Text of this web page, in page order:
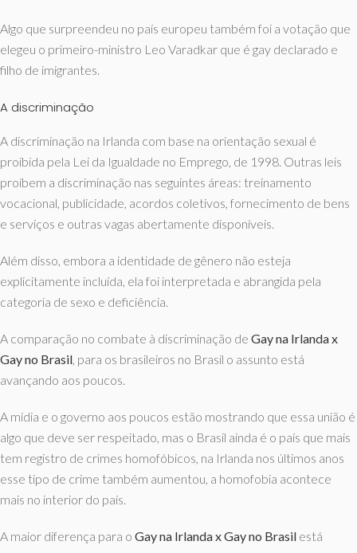
Algo que surpreendeu no país europeu também foi a votação que
elegeu o primeiro-ministro Leo Varadkar que é gay declarado e
filho de imigrantes.
A discriminação
A discriminação na Irlanda com base na orientação sexual é
proibida pela Lei da Igualdade no Emprego, de 1998. Outras leis
proíbem a discriminação nas seguintes áreas: treinamento
vocacional, publicidade, acordos coletivos, fornecimento de bens
e serviços e outras vagas abertamente disponíveis.
Além disso, embora a identidade de gênero não esteja
explicitamente incluída, ela foi interpretada e abrangida pela
categoria de sexo e deficiência.
A comparação no combate à discriminação de Gay na Irlanda x
Gay no Brasil, para os brasileiros no Brasil o assunto está
avançando aos poucos.
A mídia e o governo aos poucos estão mostrando que essa união é
algo que deve ser respeitado, mas o Brasil ainda é o país que mais
tem registro de crimes homofóbicos, na Irlanda nos últimos anos
esse tipo de crime também aumentou, a homofobia acontece
mais no interior do país.
A maior diferença para o Gay na Irlanda x Gay no Brasil está